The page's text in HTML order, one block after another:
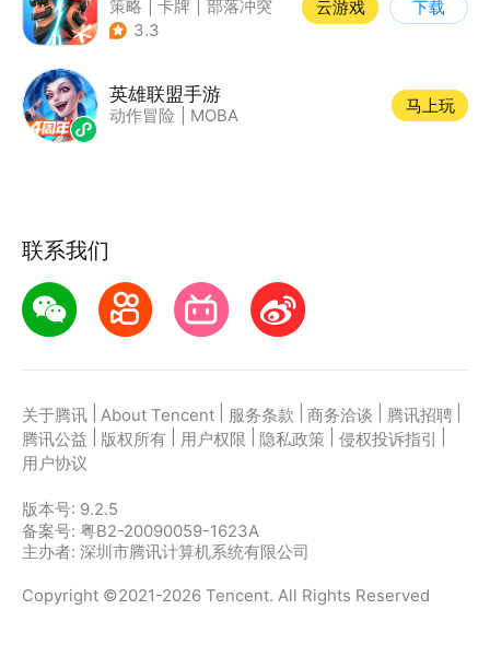
策略 卡牌
部落冲突
| 卡通
3.3
云游戏 下载
英雄联盟手游
动作冒险 MOBA
马上玩
联系我们
关于腾讯 About Tencent 服务条款 商务洽谈 腾讯招聘
腾讯公益
版权所有 用户权限 隐私政策 侵权投诉指引
用户协议
版本号: 9.2.5
备案号: 粤B2-20090059-1623A
主办者: 深圳市腾讯计算机系统有限公司
Copyright ©2021-2026 Tencent. All Rights Reserved